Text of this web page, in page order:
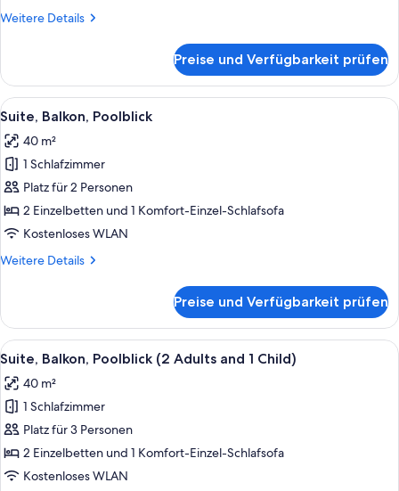
anzeigen
Weitere Details
Weitere
Balkon,
Poolblick
(Single
Preise und Verfügbarkeit prüfen
Alle
Fotos
für
Suite,
Balkon,
Poolblick
anzeigen
Ein Hotelzimmer mit Bett,
7
Suite, Balkon, Poolblick
40 m²
1 Schlafzimmer
Platz für 2 Personen
2 Einzelbetten und 1 Komfort-Einzel-Schlafsofa
Kostenloses WLAN
Weitere Details
Weitere
Balkon,
Poolblick
Preise und Verfügbarkeit prüfen
Alle
Fotos
für
Suite,
Balkon,
Poolblick
(2
Ein Hotelzimmer mit Bett,
7
Suite, Balkon, Poolblick (2 Adults and 1 Child)
40 m²
1 Schlafzimmer
Platz für 3 Personen
2 Einzelbetten und 1 Komfort-Einzel-Schlafsofa
Kostenloses WLAN